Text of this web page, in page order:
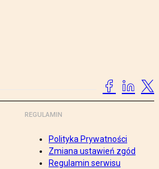
REGULAMIN
Polityka Prywatności
Zmiana ustawień zgód
Regulamin serwisu